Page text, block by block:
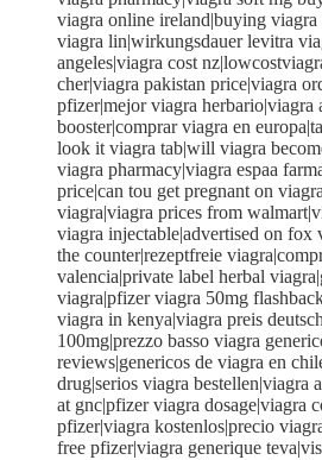
viagra online ireland|buying viagra
viagra lin|wirkungsdauer levitra
angeles|viagra cost
cher|viagra pakistan price|viagra
pfizer|mejor viagra herbario|viagra
booster|comprar viagra en
look it viagra tab|will viagra
viagra pharmacy|viagra espaa
price|can tou get pregnant on
viagra|viagra prices from
viagra injectable|advertised on fox
the counter|rezeptfreie
valencia|private label herbal
viagra|pfizer viagra 50mg
viagra in kenya|viagra preis
100mg|prezzo basso viagra
reviews|genericos de viagra en
drug|serios viagra bestellen|viagra
at gnc|pfizer viagra dosage|viagra
pfizer|viagra kostenlos|precio
free pfizer|viagra generique